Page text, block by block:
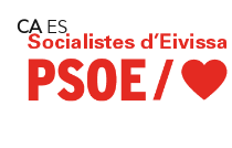
Consell Insular d'Eivissa
Services
Contact
CA ES